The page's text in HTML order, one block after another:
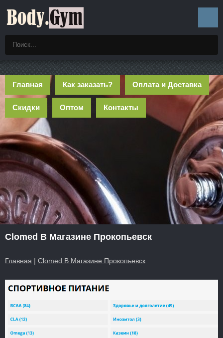
Главная Как заказать? Оплата и Доставка
Скидки Оптом Контакты
Clomed В Магазине Прокопьевск
Главная | Clomed В Магазине Прокопьевск